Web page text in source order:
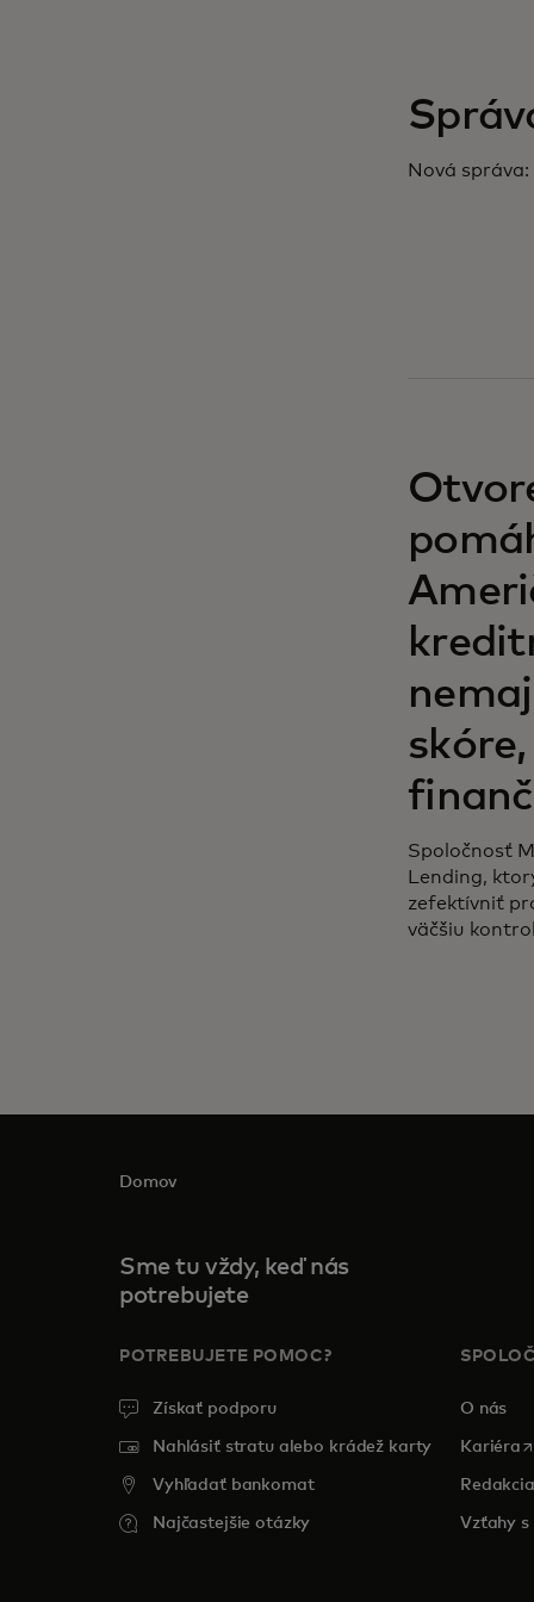
Nová
Spoločnosť
Lending,
zefektívniť
väčšiu
Domov
Sme tu vždy, keď nás
potrebujete
POTREBUJETE POMOC?
Získať podporu
Nahlásiť stratu alebo krádež karty
Vyhľadať bankomat
Najčastejšie otázky
O nás
Kariéra
Redakcia
Vzťahy s